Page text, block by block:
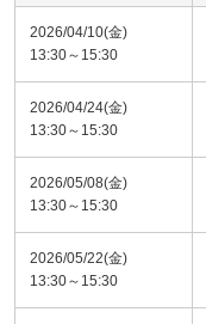
2026/04/10(金)
13:30～15:30
2026/04/24(金)
13:30～15:30
2026/05/08(金)
13:30～15:30
2026/05/22(金)
13:30～15:30